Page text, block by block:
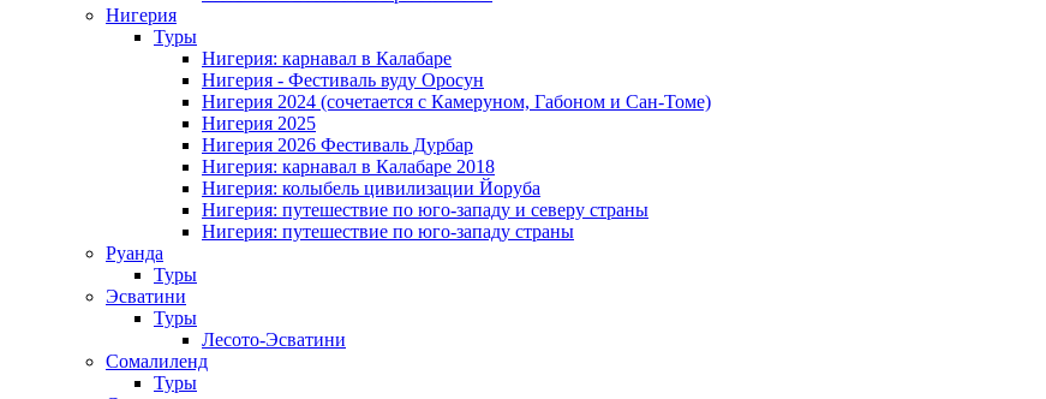
Нигерия
Туры
Нигерия: карнавал в Калабаре
Нигерия - Фестиваль вуду Оросун
Нигерия 2024 (сочетается с Камеруном, Габоном и Сан-Томе)
Нигерия 2025
Нигерия 2026 Фестиваль Дурбар
Нигерия: карнавал в Калабаре 2018
Нигерия: колыбель цивилизации Йоруба
Нигерия: путешествие по юго-западу и северу страны
Нигерия: путешествие по юго-западу страны
Руанда
Туры
Эсватини
Туры
Лесото-Эсватини
Сомалиленд
Туры